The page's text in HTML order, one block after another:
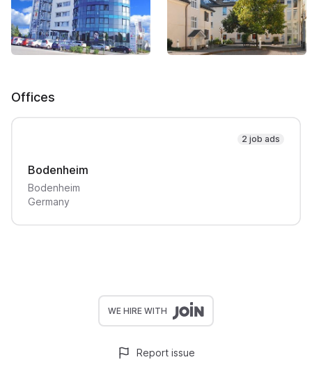
Offices
2 job ads
Bodenheim
Bodenheim
Germany
WE HIRE WITH
Report issue